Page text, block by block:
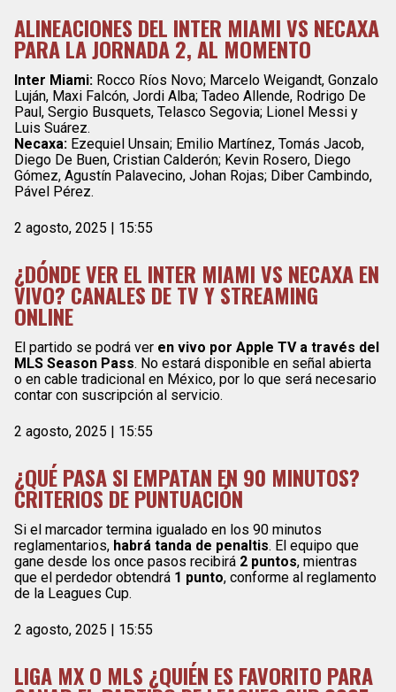
ALINEACIONES DEL INTER MIAMI VS NECAXA
PARA LA JORNADA 2, AL MOMENTO
Inter Miami: Rocco Ríos Novo; Marcelo Weigandt, Gonzalo
Luján, Maxi Falcón, Jordi Alba; Tadeo Allende, Rodrigo De
Paul, Sergio Busquets, Telasco Segovia; Lionel Messi y
Luis Suárez.
Necaxa: Ezequiel Unsain; Emilio Martínez, Tomás Jacob,
Diego De Buen, Cristian Calderón; Kevin Rosero, Diego
Gómez, Agustín Palavecino, Johan Rojas; Diber Cambindo,
Pável Pérez.
2 agosto, 2025 | 15:55
¿DÓNDE VER EL INTER MIAMI VS NECAXA EN
VIVO? CANALES DE TV Y STREAMING
ONLINE
El partido se podrá ver en vivo por Apple TV a través del
MLS Season Pass. No estará disponible en señal abierta
o en cable tradicional en México, por lo que será necesario
contar con suscripción al servicio.
2 agosto, 2025 | 15:55
¿QUÉ PASA SI EMPATAN EN 90 MINUTOS?
CRITERIOS DE PUNTUACIÓN
Si el marcador termina igualado en los 90 minutos
reglamentarios, habrá tanda de penaltis. El equipo que
gane desde los once pasos recibirá 2 puntos, mientras
que el perdedor obtendrá 1 punto, conforme al reglamento
de la Leagues Cup.
2 agosto, 2025 | 15:55
LIGA MX O MLS ¿QUIÉN ES FAVORITO PARA